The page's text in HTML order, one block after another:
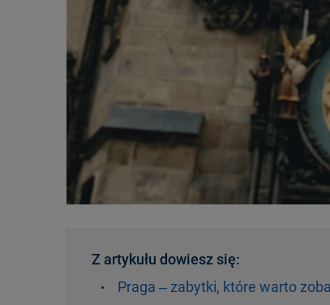
Z artykułu dowiesz się:
Praga ‒ zabytki, które warto